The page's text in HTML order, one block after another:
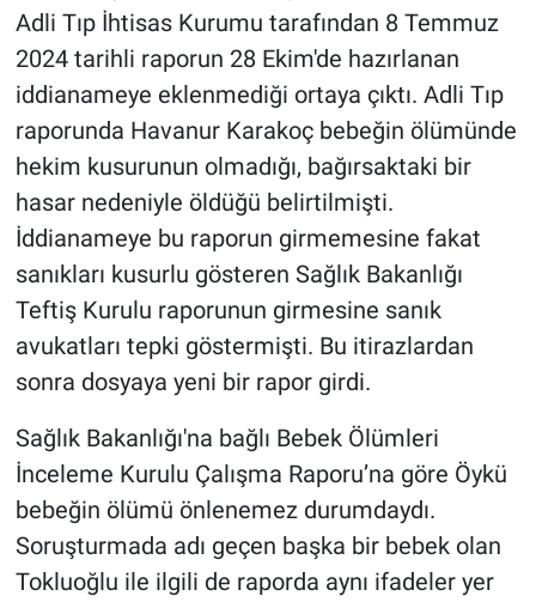
Adli Tıp İhtisas Kurumu tarafından 8 Temmuz
2024 tarihli raporun 28 Ekim'de hazırlanan
iddianameye eklenmediği ortaya çıktı. Adli Tıp
raporunda Havanur Karakoç bebeğin ölümünde
hekim kusurunun olmadığı, bağırsaktaki bir
hasar nedeniyle öldüğü belirtilmişti.
İddianameye bu raporun girmemesine fakat
sanıkları kusurlu gösteren Sağlık Bakanlığı
Teftiş Kurulu raporunun girmesine sanık
avukatları tepki göstermişti. Bu itirazlardan
sonra dosyaya yeni bir rapor girdi.
Sağlık Bakanlığı'na bağlı Bebek Ölümleri
İnceleme Kurulu Çalışma Raporu’na göre Öykü
bebeğin ölümü önlenemez durumdaydı.
Soruşturmada adı geçen başka bir bebek olan
Tokluoğlu ile ilgili de raporda aynı ifadeler yer